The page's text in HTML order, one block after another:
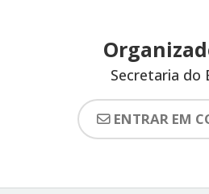
Secretaria do
ENTRAR EM